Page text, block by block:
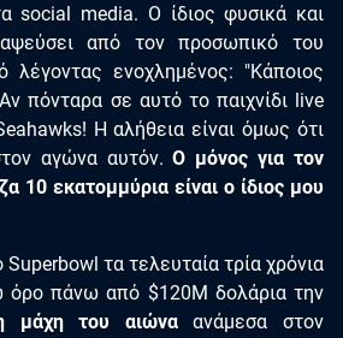
social media. Ο ίδιος φυσικά και
από τον προσωπικό του
λέγοντας ενοχλημένος: "Κάποιος
πόνταρα σε αυτό το παιχνίδι live
Η αλήθεια είναι όμως ότι
αγώνα αυτόν.Ο μόνος για τον
10 εκατομμύρια είναι ο ίδιος μου
τα τελευταία τρία χρόνια
όρο πάνω από $120Μ δολάρια την
μάχη του αιώναανάμεσα στον